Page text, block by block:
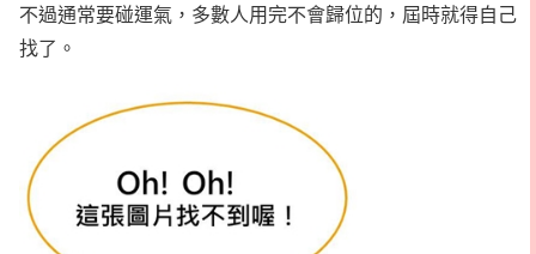
不過通常要碰運氣，多數人用完不會歸位的，屆時就得自己
找了。